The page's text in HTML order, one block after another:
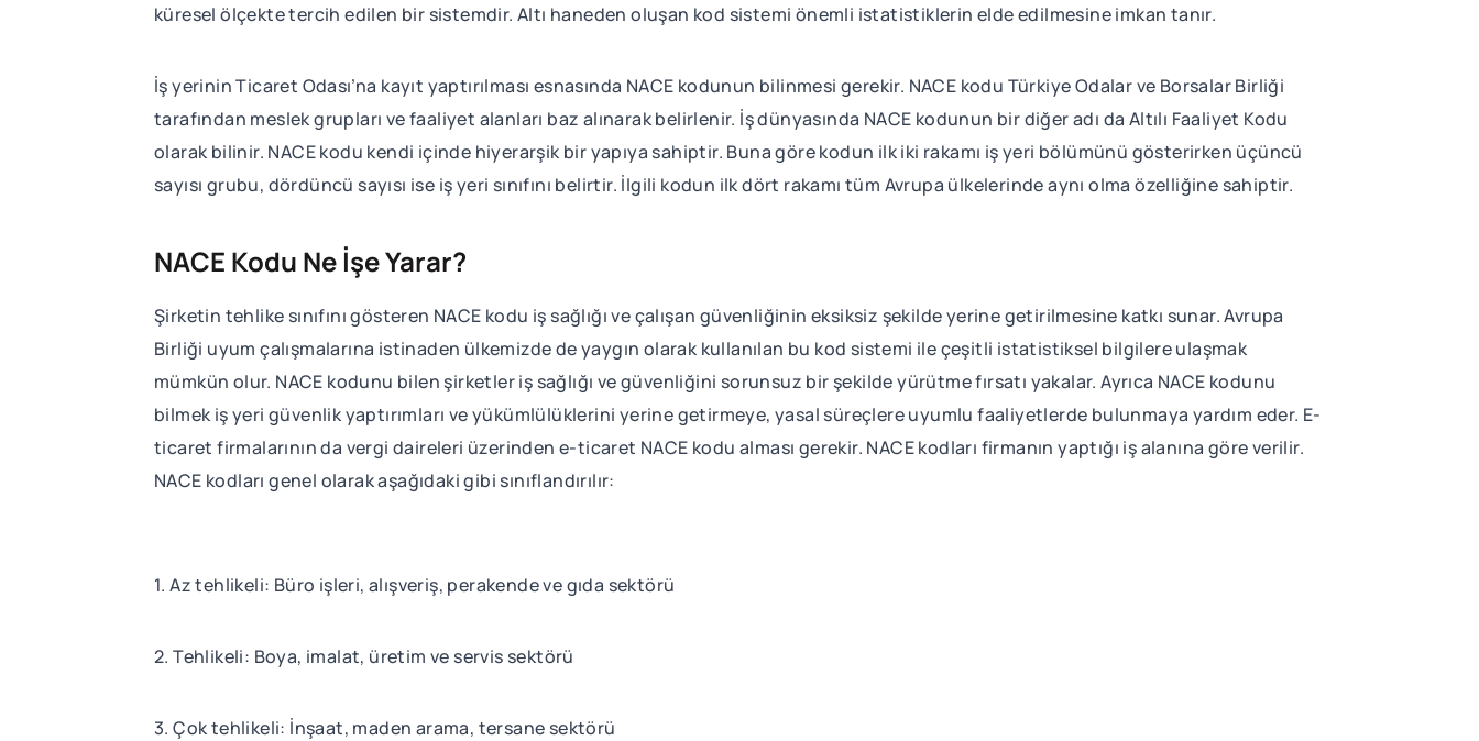
küresel ölçekte tercih edilen bir sistemdir. Altı haneden oluşan kod sistemi önemli istatistiklerin elde edilmesine imkan tanır.
İş yerinin Ticaret Odası’na kayıt yaptırılması esnasında NACE kodunun bilinmesi gerekir. NACE kodu Türkiye Odalar ve Borsalar Birliği
tarafından meslek grupları ve faaliyet alanları baz alınarak belirlenir. İş dünyasında NACE kodunun bir diğer adı da Altılı Faaliyet Kodu
olarak bilinir. NACE kodu kendi içinde hiyerarşik bir yapıya sahiptir. Buna göre kodun ilk iki rakamı iş yeri bölümünü gösterirken üçüncü
sayısı grubu, dördüncü sayısı ise iş yeri sınıfını belirtir. İlgili kodun ilk dört rakamı tüm Avrupa ülkelerinde aynı olma özelliğine sahiptir.
NACE Kodu Ne İşe Yarar?
Şirketin tehlike sınıfını gösteren NACE kodu iş sağlığı ve çalışan güvenliğinin eksiksiz şekilde yerine getirilmesine katkı sunar. Avrupa
Birliği uyum çalışmalarına istinaden ülkemizde de yaygın olarak kullanılan bu kod sistemi ile çeşitli istatistiksel bilgilere ulaşmak
mümkün olur. NACE kodunu bilen şirketler iş sağlığı ve güvenliğini sorunsuz bir şekilde yürütme fırsatı yakalar. Ayrıca NACE kodunu
bilmek iş yeri güvenlik yaptırımları ve yükümlülüklerini yerine getirmeye, yasal süreçlere uyumlu faaliyetlerde bulunmaya yardım eder. E-
ticaret firmalarının da vergi daireleri üzerinden e-ticaret NACE kodu alması gerekir. NACE kodları firmanın yaptığı iş alanına göre verilir.
NACE kodları genel olarak aşağıdaki gibi sınıflandırılır:
1. Az tehlikeli: Büro işleri, alışveriş, perakende ve gıda sektörü
2. Tehlikeli: Boya, imalat, üretim ve servis sektörü
3. Çok tehlikeli: İnşaat, maden arama, tersane sektörü